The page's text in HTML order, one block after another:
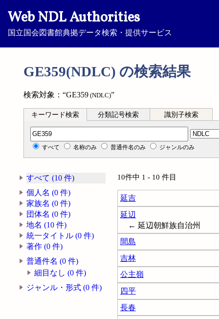
Web NDL Authorities
国立国会図書館典拠データ検索・提供サービス
GE359(NDLC) の検索結果
検索対象：“GE359 (NDLC)”
キーワード検索 分類記号検索 識別子検索
分類記号検索
すべて 名称のみ 普通件名のみ ジャンルのみ
すべて (10 件)
個人名 (0 件)
家族名 (0 件)
団体名 (0 件)
地名 (10 件)
統一タイトル (0 件)
著作 (0 件)
普通件名 (0 件)
細目なし (0 件)
ジャンル・形式 (0 件)
10件中 1 - 10 件目
延吉
延辺
← 延辺朝鮮族自治州
間島
吉林
公主嶺
四平
長春